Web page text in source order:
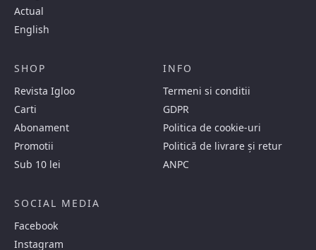
Actual
English
SHOP
Revista Igloo
Carti
Abonament
Promotii
Sub 10 lei
INFO
Termeni si conditii
GDPR
Politica de cookie-uri
Politică de livrare și retur
ANPC
SOCIAL MEDIA
Facebook
Instagram